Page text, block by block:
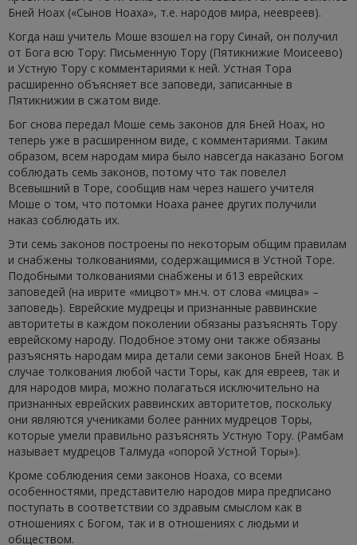
Бней Ноах («Сынов Ноаха», т.е. народов мира, неевреев).
Когда наш учитель Моше взошел на гору Синай, он получил
от Бога всю Тору: Письменную Тору (Пятикнижие Моисеево)
и Устную Тору с комментариями к ней. Устная Тора
расширенно объясняет все заповеди, записанные в
Пятикнижии в сжатом виде.
Бог снова передал Моше семь законов для Бней Ноах, но
теперь уже в расширенном виде, с комментариями. Таким
образом, всем народам мира было навсегда наказано Богом
соблюдать семь законов, потому что так повелел
Всевышний в Торе, сообщив нам через нашего учителя
Моше о том, что потомки Ноаха ранее других получили
наказ соблюдать их.
Эти семь законов построены по некоторым общим правилам
и снабжены толкованиями, содержащимися в Устной Торе.
Подобными толкованиями снабжены и 613 еврейских
заповедей (на иврите «мицвот» мн.ч. от слова «мицва» –
заповедь). Еврейские мудрецы и признанные раввинские
авторитеты в каждом поколении обязаны разъяснять Тору
еврейскому народу. Подобное этому они также обязаны
разъяснять народам мира детали семи законов Бней Ноах. В
случае толкования любой части Торы, как для евреев, так и
для народов мира, можно полагаться исключительно на
признанных еврейских раввинских авторитетов, поскольку
они являются учениками более ранних мудрецов Торы,
которые умели правильно разъяснять Устную Тору. (Рамбам
называет мудрецов Талмуда «опорой Устной Торы»).
Кроме соблюдения семи законов Ноаха, со всеми
особенностями, представителю народов мира предписано
поступать в соответствии со здравым смыслом как в
отношениях с Богом, так и в отношениях с людьми и
обществом.